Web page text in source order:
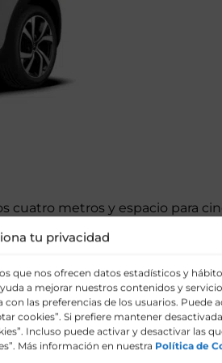
tu privacidad
que nos ofrecen datos estadísticos y
a mejorar nuestros contenidos y
las preferencias de los usuarios. Puede
cookies”. Si prefiere mantener
Incluso puede activar y desactivar las
Más información en nuestra Política de
metros y espacio para
pero defienden bien la
en España. En el
de gasolina sin
hoy puedes elegir un utilitario